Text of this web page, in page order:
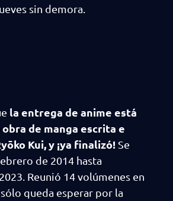
sin demora.
la entrega de anime está
de manga escrita e
Kui, y ¡ya finalizó! Se
de 2014 hasta
Reunió 14 volúmenes en
queda esperar por la